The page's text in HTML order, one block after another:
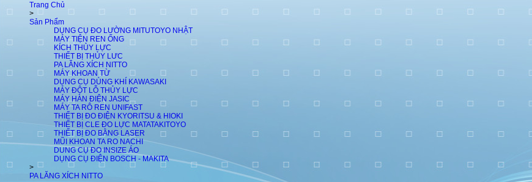
Trang Chủ
>
Sản Phẩm
DỤNG CỤ ĐO LƯỜNG MITUTOYO NHẬT
MÁY TIỆN REN ỐNG
KÍCH THỦY LỰC
THIẾT BỊ THỦY LƯC
PA LĂNG XÍCH NITTO
MÁY KHOAN TỪ
DỤNG CỤ DÙNG KHÍ KAWASAKI
MÁY ĐỘT LỖ THỦY LỰC
MÁY HÀN ĐIỆN JASIC
MÁY TA RÔ REN UNIFAST
THIẾT BỊ ĐO ĐIỆN KYORITSU & HIOKI
THIẾT BỊ CLE ĐO LỰC MATATAKITOYO
THIẾT BỊ ĐO BẰNG LASER
MŨI KHOAN TA RO NACHI
DUNG CỤ ĐO INSIZE ÁO
DỤNG CỤ ĐIỆN BOSCH - MAKITA
>
PA LĂNG XÍCH NITTO